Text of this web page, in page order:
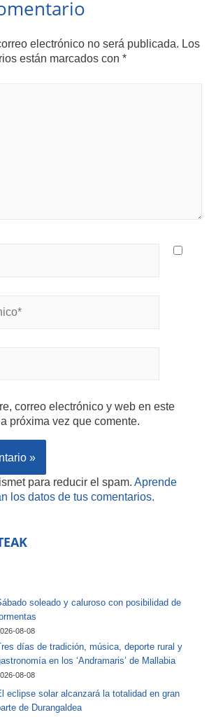
electrónico no será publicada. Los
están marcados con *
correo electrónico y web en este
próxima vez que comente.
para reducir el spam. Aprende
los datos de tus comentarios.
soleado y caluroso con posibilidad de
08-08
días de tradición, música, deporte rural y
en los ‘Andramaris’ de Mallabia
08-08
eclipse solar alcanzará la totalidad en gran
de Durangaldea